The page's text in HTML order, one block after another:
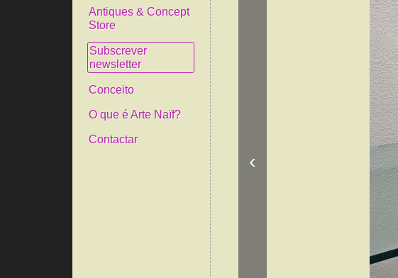
Antiques & Concept
Store
Subscrever
newsletter
Conceito
O que é Arte Naïf?
Contactar
‹